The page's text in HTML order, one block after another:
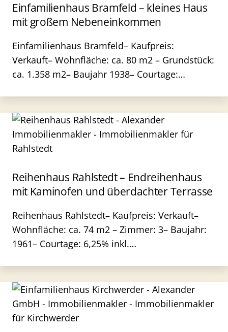
Einfamilienhaus Bramfeld – kleines Haus
mit großem Nebeneinkommen
Einfamilienhaus Bramfeld– Kaufpreis:
Verkauft– Wohnfläche: ca. 80 m2 – Grundstück:
ca. 1.358 m2– Baujahr 1938– Courtage:…
Reihenhaus Rahlstedt – Endreihenhaus
mit Kaminofen und überdachter Terrasse
Reihenhaus Rahlstedt– Kaufpreis: Verkauft–
Wohnfläche: ca. 74 m2 – Zimmer: 3– Baujahr:
1961– Courtage: 6,25% inkl.…